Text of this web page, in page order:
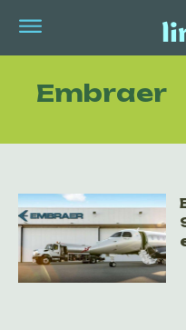
Embraer